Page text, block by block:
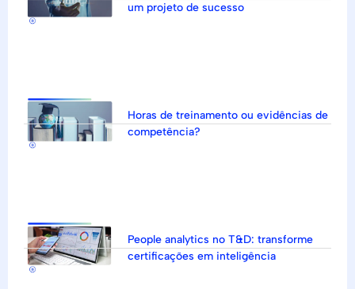
um projeto de sucesso
Horas de treinamento ou evidências de
competência?
People analytics no T&D: transforme
certificações em inteligência